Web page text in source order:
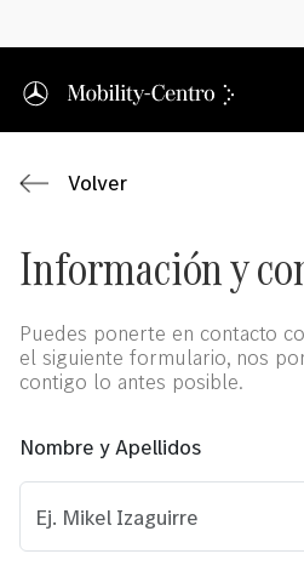
Volver
Información y
Puedes ponerte en contacto
el siguiente formulario, nos
contigo lo antes posible.
Nombre y Apellidos